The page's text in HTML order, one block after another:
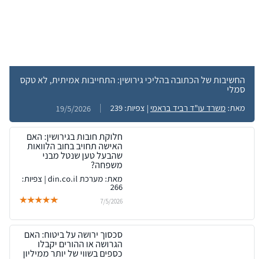
החשיבות של הכתובה בהליכי גירושין: התחייבות אמיתית, לא טקס
סמלי
מאת: משרד עו"ד רביד בראמי | צפיות: 239 19/5/2026
חלוקת חובות בגירושין: האם
האישה תחויב בחוב הלוואות
שהבעל טען שנטל מבני
משפחה?
מאת: מערכת din.co.il | צפיות:
266
7/5/2026
סכסוך ירושה על ביטוח: האם
הגרושה או ההורים יקבלו
כספים בשווי של יותר ממיליון